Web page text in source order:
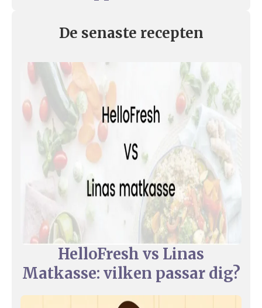
De senaste recepten
HelloFresh vs Linas
Matkasse: vilken passar dig?